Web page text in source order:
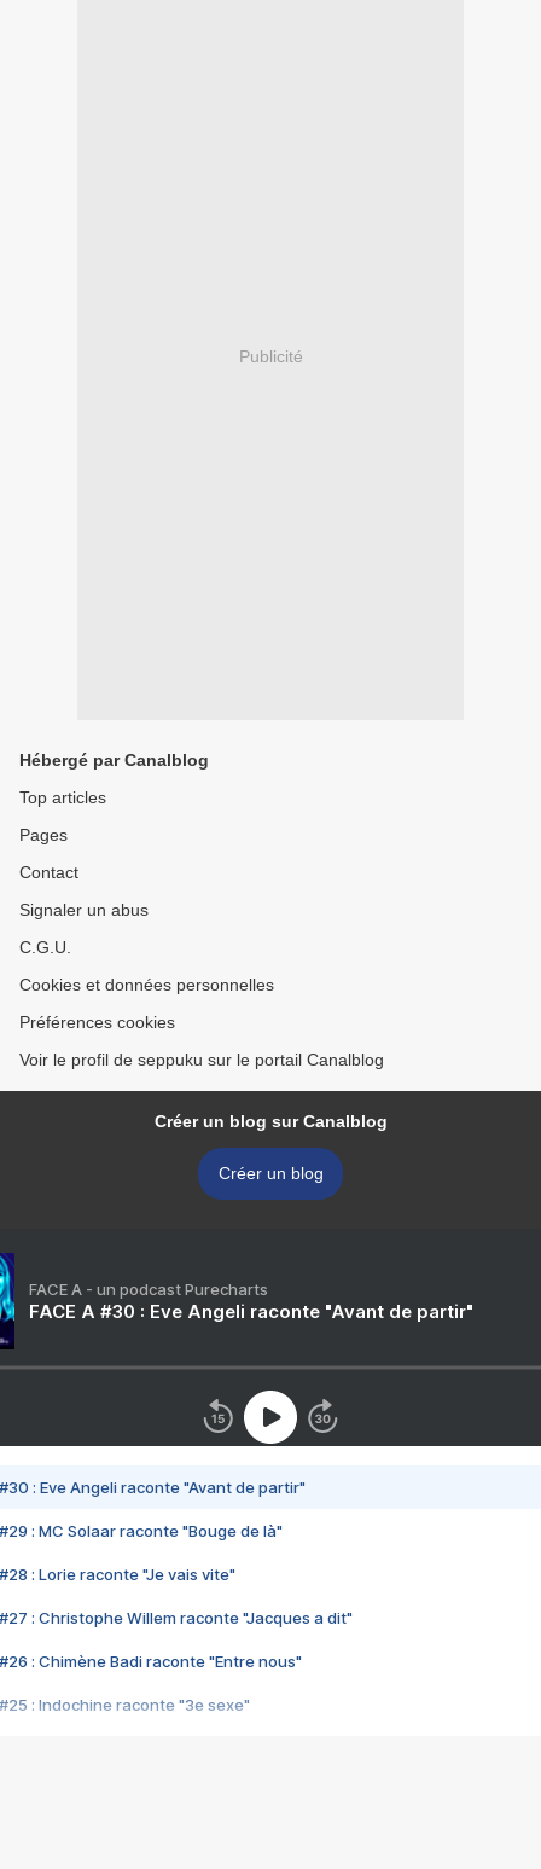
Publicité
Hébergé par Canalblog
Top articles
Pages
Contact
Signaler un abus
C.G.U.
Cookies et données personnelles
Préférences cookies
Voir le profil de seppuku sur le portail Canalblog
Créer un blog sur Canalblog
Créer un blog
FACE A - un podcast Purecharts
FACE A #30 : Eve Angeli raconte "Avant de partir"
#30 : Eve Angeli raconte "Avant de partir"
#29 : MC Solaar raconte "Bouge de là"
#28 : Lorie raconte "Je vais vite"
#27 : Christophe Willem raconte "Jacques a dit"
#26 : Chimène Badi raconte "Entre nous"
#25 : Indochine raconte "3e sexe"